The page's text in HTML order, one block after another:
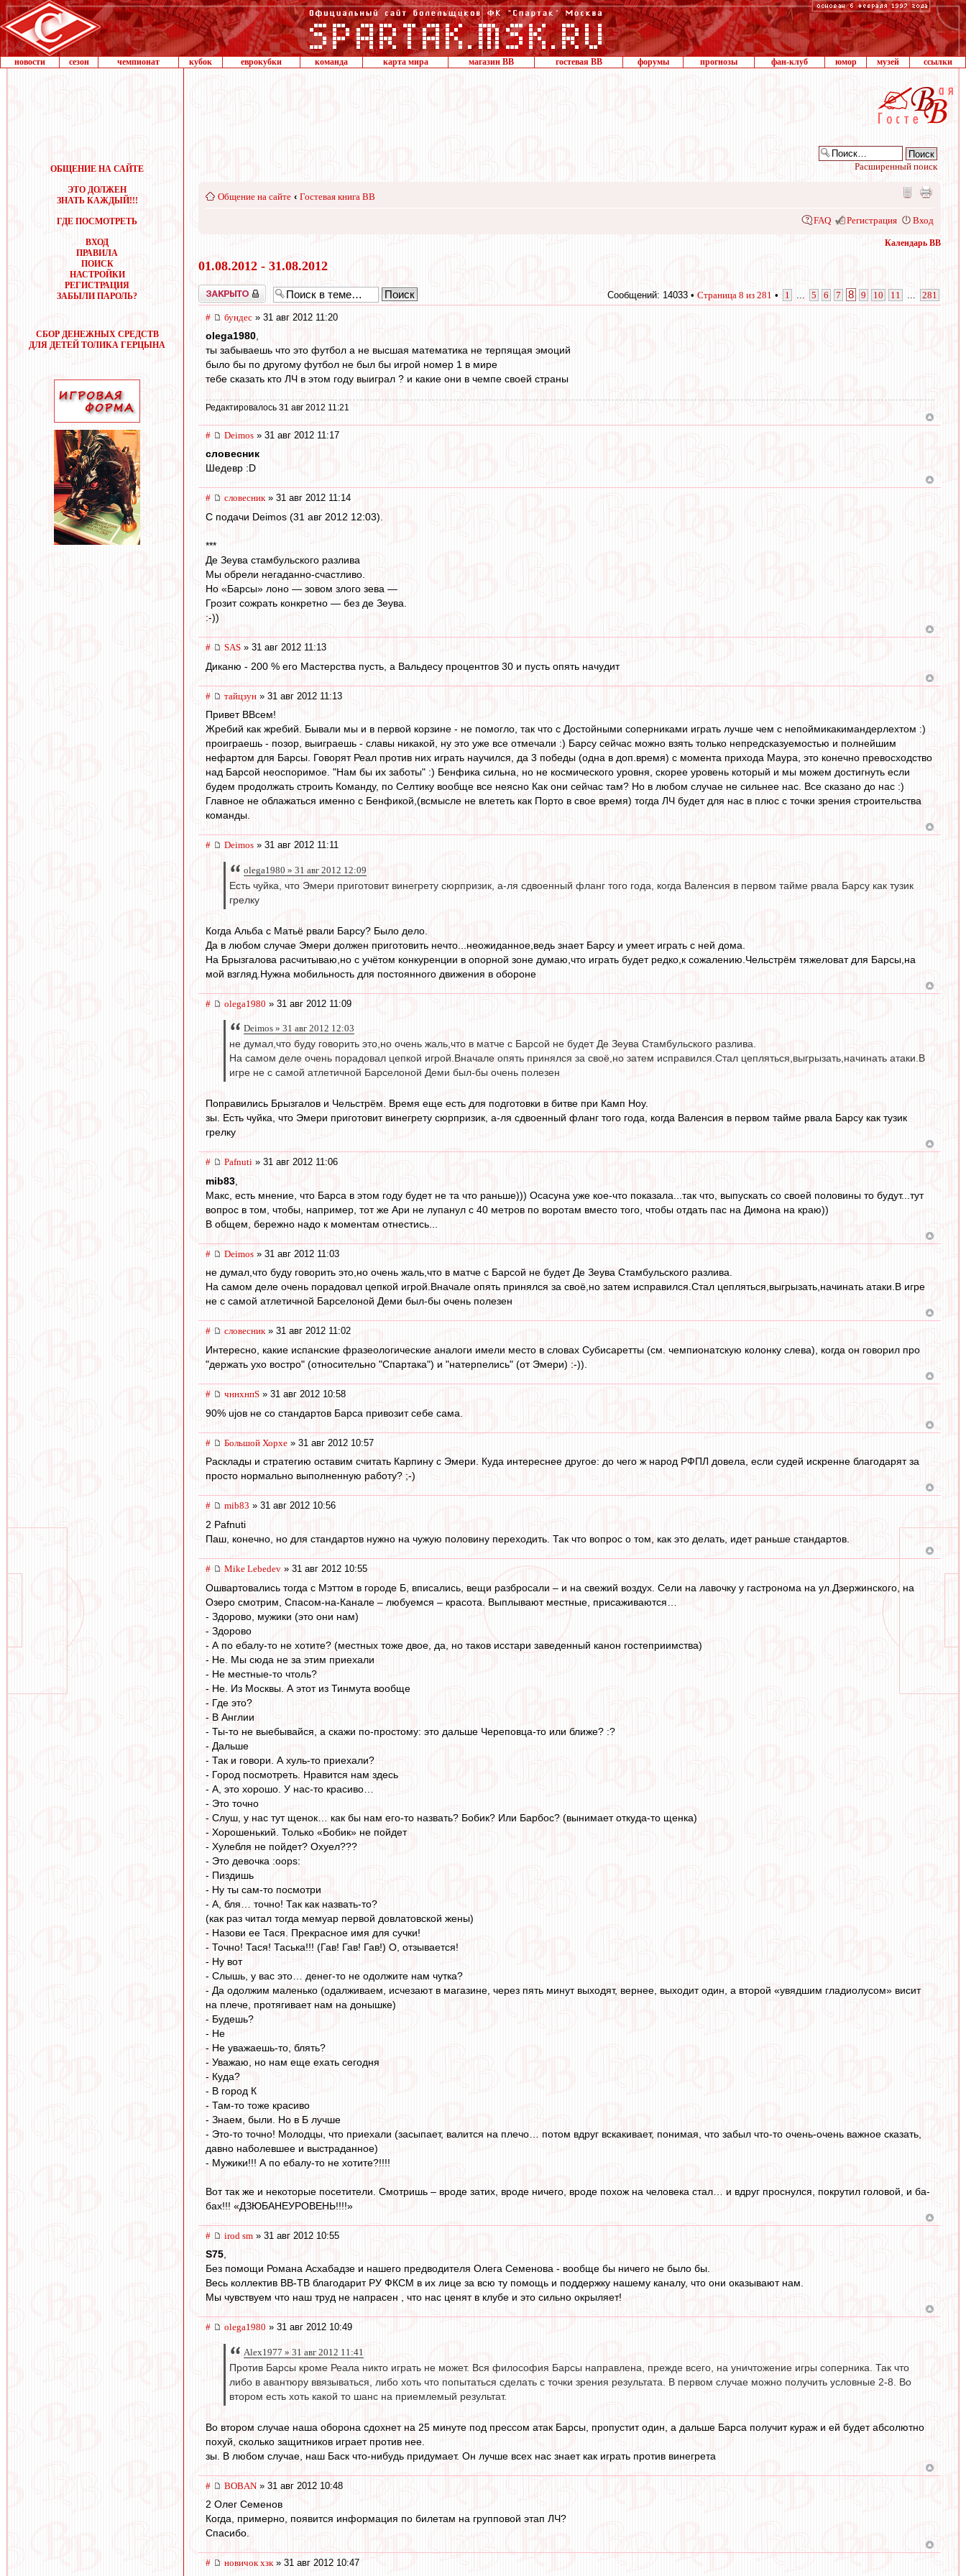
новости сезон чемпионат кубок еврокубки команда карта мира магазин ВВ гостевая ВВ форумы прогнозы фан-клуб юмор музей ссылки
ОБЩЕНИЕ НА САЙТЕ
ЭТО ДОЛЖЕН
ЗНАТЬ КАЖДЫЙ!!!
ГДЕ ПОСМОТРЕТЬ
ВХОД
ПРАВИЛА
ПОИСК
НАСТРОЙКИ
РЕГИСТРАЦИЯ
ЗАБЫЛИ ПАРОЛЬ?
СБОР ДЕНЕЖНЫХ СРЕДСТВ
ДЛЯ ДЕТЕЙ ТОЛИКА ГЕРЦЫНА
Расширенный поиск
Общение на сайте ‹ Гостевая книга ВВ
FAQ Регистрация Вход
Календарь ВВ
01.08.2012 - 31.08.2012
Закрыто Сообщений: 14033 • Страница 8 из 281 • 1 5 6 7 8 9 10 11 281
# бундес » 31 авг 2012 11:20
olega1980,
ты забываешь что это футбол а не высшая математика не терпящая эмоций
было бы по другому футбол не был бы игрой номер 1 в мире
тебе сказать кто ЛЧ в этом году выиграл ? и какие они в чемпе своей страны
Редактировалось 31 авг 2012 11:21
# Deimos » 31 авг 2012 11:17
словесник
Шедевр :D
# словесник» 31 авг 2012 11:14
С подачи Deimos (31 авг 2012 12:03).
***
Де Зеува стамбульского разлива
Мы обрели негаданно-счастливо.
Но «Барсы» лоно — зовом злого зева —
Грозит сожрать конкретно — без де Зеува.
:-))
# SAS » 31 авг 2012 11:13
Диканю - 200 % его Мастерства пусть, а Вальдесу процентгов 30 и пусть опять начудит
# тайцзун » 31 авг 2012 11:13
Привет ВВсем!
Жребий как жребий. Бывали мы и в первой корзине - не помогло, так что с Достойными соперниками играть лучше чем с непоймикакимандерлехтом :)
проиграешь - позор, выиграешь - славы никакой, ну это уже все отмечали :) Барсу сейчас можно взять только непредсказуемостью и полнейшим
нефартом для Барсы. Говорят Реал против них играть научился, да 3 победы (одна в доп.время) с момента прихода Маура, это конечно превосходство
над Барсой неоспоримое. "Нам бы их заботы" :) Бенфика сильна, но не космического уровня, скорее уровень который и мы можем достигнуть если
будем продолжать строить Команду, по Селтику вообще все неясно Как они сейчас там? Но в любом случае не сильнее нас. Все сказано до нас :)
Главное не облажаться именно с Бенфикой,(всмысле не влететь как Порто в свое время) тогда ЛЧ будет для нас в плюс с точки зрения строительства
команды.
# Deimos » 31 авг 2012 11:11
olega1980 » 31 авг 2012 12:09
Есть чуйка, что Эмери приготовит винегрету сюрпризик, а-ля сдвоенный фланг того года, когда Валенсия в первом тайме рвала Барсу как тузик
грелку
Когда Альба с Матьё рвали Барсу? Было дело.
Да в любом случае Эмери должен приготовить нечто...неожиданное,ведь знает Барсу и умеет играть с ней дома.
На Брызгалова расчитываю,но с учётом конкуренции в опорной зоне думаю,что играть будет редко,к сожалению.Чельстрём тяжеловат для Барсы,на
мой взгляд.Нужна мобильность для постоянного движения в обороне
# olega1980 » 31 авг 2012 11:09
Deimos » 31 авг 2012 12:03
не думал,что буду говорить это,но очень жаль,что в матче с Барсой не будет Де Зеува Стамбульского разлива.
На самом деле очень порадовал цепкой игрой.Вначале опять принялся за своё,но затем исправился.Стал цепляться,выгрызать,начинать атаки.В
игре не с самой атлетичной Барселоной Деми был-бы очень полезен
Поправились Брызгалов и Чельстрём. Время еще есть для подготовки в битве при Камп Ноу.
зы. Есть чуйка, что Эмери приготовит винегрету сюрпризик, а-ля сдвоенный фланг того года, когда Валенсия в первом тайме рвала Барсу как тузик
грелку
# Pafnuti » 31 авг 2012 11:06
mib83
Макс, есть мнение, что Барса в этом году будет не та что раньше))) Осасуна уже кое-что показала...так что, выпускать со своей половины то будут...тут
вопрос в том, чтобы, например, тот же Ари не лупанул с 40 метров по воротам вместо того, чтобы отдать пас на Димона на краю))
В общем, бережно надо к моментам отнестись...
# Deimos » 31 авг 2012 11:03
не думал,что буду говорить это,но очень жаль,что в матче с Барсой не будет Де Зеува Стамбульского разлива.
На самом деле очень порадовал цепкой игрой.Вначале опять принялся за своё,но затем исправился.Стал цепляться,выгрызать,начинать атаки.В игре
не с самой атлетичной Барселоной Деми был-бы очень полезен
# словесник» 31 авг 2012 11:02
Интересно, какие испанские фразеологические аналоги имели место в словах Субисаретты (см. чемпионатскую колонку слева), когда он говорил про
"держать ухо востро" (относительно "Спартака") и "натерпелись" (от Эмери) :-)).
# чннхнпS » 31 авг 2012 10:58
90% ujов не со стандартов Барса привозит себе сама.
# Большой Хорхе » 31 авг 2012 10:57
Расклады и стратегию оставим считать Карпину с Эмери. Куда интереснее другое: до чего ж народ РФПЛ довела, если судей искренне благодарят за
просто нормально выполненную работу? ;-)
# mib83 » 31 авг 2012 10:56
2 Pafnuti
Паш, конечно, но для стандартов нужно на чужую половину переходить. Так что вопрос о том, как это делать, идет раньше стандартов.
# Mike Lebedev » 31 авг 2012 10:55
Ошвартовались тогда с Мэттом в городе Б, вписались, вещи разбросали – и на свежий воздух. Сели на лавочку у гастронома на ул.Дзержинского, на
Озеро смотрим, Спасом-на-Канале – любуемся – красота. Выплывают местные, присаживаются…
- Здорово, мужики (это они нам)
- Здорово
- А по ебалу-то не хотите? (местных тоже двое, да, но таков исстари заведенный канон гостеприимства)
- Не. Мы сюда не за этим приехали
- Не местные-то чтоль?
- Не. Из Москвы. А этот из Тинмута вообще
- Где это?
- В Англии
- Ты-то не выебывайся, а скажи по-простому: это дальше Череповца-то или ближе? :?
- Дальше
- Так и говори. А хуль-то приехали?
- Город посмотреть. Нравится нам здесь
- А, это хорошо. У нас-то красиво…
- Это точно
- Слуш, у нас тут щенок… как бы нам его-то назвать? Бобик? Или Барбос? (вынимает откуда-то щенка)
- Хорошенький. Только «Бобик» не пойдет
- Хулебля не пойдет? Охуел???
- Это девочка :oops:
- Пиздишь
- Ну ты сам-то посмотри
- А, бля… точно! Так как назвать-то?
(как раз читал тогда мемуар первой довлатовской жены)
- Назови ее Тася. Прекрасное имя для сучки!
- Точно! Тася! Таська!!! (Гав! Гав! Гав!) О, отзывается!
- Ну вот
- Слышь, у вас это… денег-то не одолжите нам чутка?
- Да одолжим маленько (одалживаем, исчезают в магазине, через пять минут выходят, вернее, выходит один, а второй «увядшим гладиолусом» висит
на плече, протягивает нам на донышке)
- Будешь?
- Не
- Не уважаешь-то, блять?
- Уважаю, но нам еще ехать сегодня
- Куда?
- В город К
- Там-то тоже красиво
- Знаем, были. Но в Б лучше
- Это-то точно! Молодцы, что приехали (засыпает, валится на плечо… потом вдруг вскакивает, понимая, что забыл что-то очень-очень важное сказать,
давно наболевшее и выстраданное)
- Мужики!!! А по ебалу-то не хотите?!!!!
Вот так же и некоторые посетители. Смотришь – вроде затих, вроде ничего, вроде похож на человека стал… и вдруг проснулся, покрутил головой, и ба-
бах!!! «ДЗЮБАНЕУРОВЕНЬ!!!!»
# irod sm » 31 авг 2012 10:55
S75,
Без помощи Романа Асхабадзе и нашего предводителя Олега Семенова - вообще бы ничего не было бы.
Весь коллектив ВВ-ТВ благодарит РУ ФКСМ в их лице за всю ту помощь и поддержку нашему каналу, что они оказывают нам.
Мы чувствуем что наш труд не напрасен , что нас ценят в клубе и это сильно окрыляет!
# olega1980 » 31 авг 2012 10:49
Alex1977 » 31 авг 2012 11:41
Против Барсы кроме Реала никто играть не может. Вся философия Барсы направлена, прежде всего, на уничтожение игры соперника. Так что
либо в авантюру ввязываться, либо хоть что попытаться сделать с точки зрения результата. В первом случае можно получить условные 2-8. Во
втором есть хоть какой то шанс на приемлемый результат.
Во втором случае наша оборона сдохнет на 25 минуте под прессом атак Барсы, пропустит один, а дальше Барса получит кураж и ей будет абсолютно
похуй, сколько защитников играет против нее.
зы. В любом случае, наш Баск что-нибудь придумает. Он лучше всех нас знает как играть против винегрета
# BOBAN » 31 авг 2012 10:48
2 Олег Семенов
Когда, примерно, появится информация по билетам на групповой этап ЛЧ?
Спасибо.
# новичок хзк» 31 авг 2012 10:47